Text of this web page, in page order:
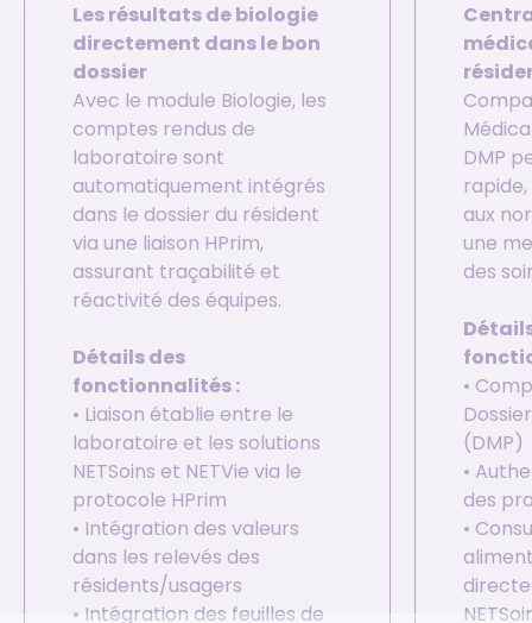
Les résultats de biologie
directement dans le bon
dossier
Avec le module Biologie, les
comptes rendus de
laboratoire sont
automatiquement intégrés
dans le dossier du résident
via une liaison HPrim,
assurant traçabilité et
réactivité des équipes.
Détails des
fonctionnalités :
• Liaison établie entre le
laboratoire et les solutions
NETSoins et NETVie via le
protocole HPrim
• Intégration des valeurs
dans les relevés des
résidents/usagers
• Intégration des feuilles de
DMP
aux
une
des
•
(DMP)
•
des
•